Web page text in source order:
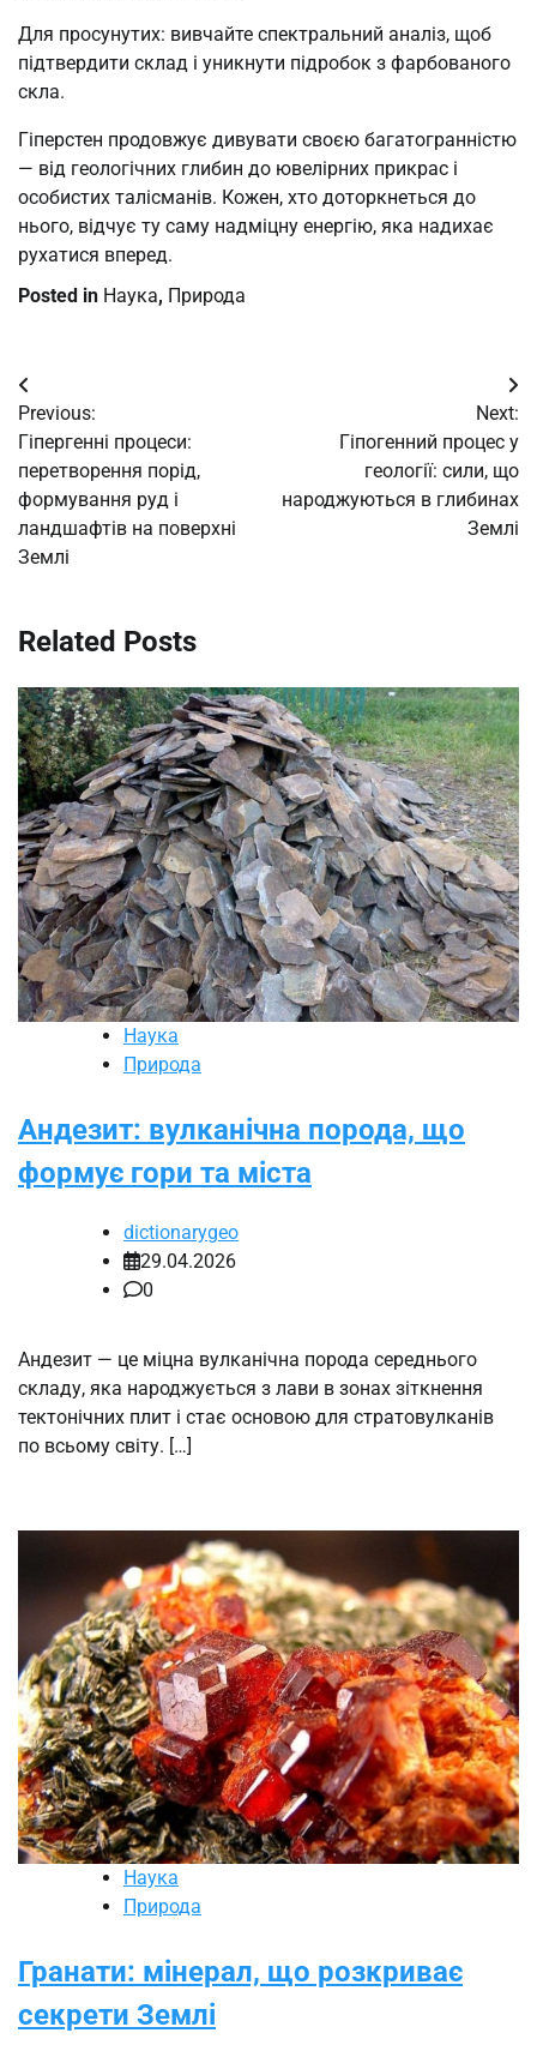
Для просунутих: вивчайте спектральний аналіз, щоб
підтвердити склад і уникнути підробок з фарбованого
скла.
Гіперстен продовжує дивувати своєю багатогранністю
— від геологічних глибин до ювелірних прикрас і
особистих талісманів. Кожен, хто доторкнеться до
нього, відчує ту саму надміцну енергію, яка надихає
рухатися вперед.
Posted in Наука, Природа
Post
navigation
Previous:
Гіпергенні процеси:
перетворення порід,
формування руд і
ландшафтів на поверхні
Землі
Next:
Гіпогенний процес у
геології: сили, що
народжуються в глибинах
Землі
Related Posts
Наука
Природа
Андезит: вулканічна порода, що
формує гори та міста
dictionarygeo
29.04.2026
0
Андезит — це міцна вулканічна порода середнього
складу, яка народжується з лави в зонах зіткнення
тектонічних плит і стає основою для стратовулканів
по всьому світу. […]
Наука
Природа
Гранати: мінерал, що розкриває
секрети Землі